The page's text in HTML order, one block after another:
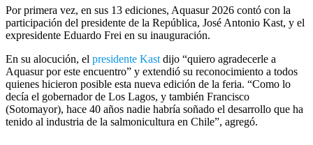
Por primera vez, en sus 13 ediciones, Aquasur 2026 contó con la
participación del presidente de la República, José Antonio Kast, y el
expresidente Eduardo Frei en su inauguración.
En su alocución, el presidente Kast dijo “quiero agradecerle a
Aquasur por este encuentro” y extendió su reconocimiento a todos
quienes hicieron posible esta nueva edición de la feria. “Como lo
decía el gobernador de Los Lagos, y también Francisco
(Sotomayor), hace 40 años nadie habría soñado el desarrollo que ha
tenido al industria de la salmonicultura en Chile”, agregó.